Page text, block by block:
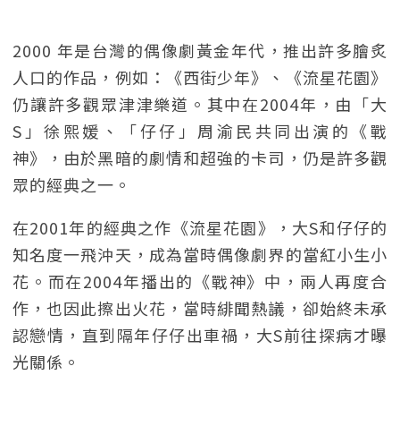
2000 年是台灣的偶像劇黃金年代，推出許多膾炙
人口的作品，例如：《西街少年》、《流星花園》
仍讓許多觀眾津津樂道。其中在2004年，由「大
S」徐熙媛、「仔仔」周渝民共同出演的《戰
神》，由於黑暗的劇情和超強的卡司，仍是許多觀
眾的經典之一。
在2001年的經典之作《流星花園》，大S和仔仔的
知名度一飛沖天，成為當時偶像劇界的當紅小生小
花。而在2004年播出的《戰神》中，兩人再度合
作，也因此擦出火花，當時緋聞熱議，卻始終未承
認戀情，直到隔年仔仔出車禍，大S前往探病才曝
光關係。